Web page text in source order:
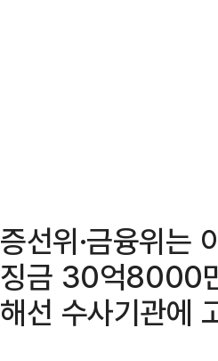
증선위·금융위는
징금 30억8000
해선 수사기관에